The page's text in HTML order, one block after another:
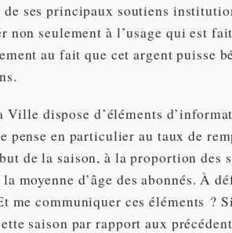
de ses principaux soutiens
non seulement à l’usage qui est
au fait que cet argent puisse
dispose d’éléments
pense en particulier au taux de
de la saison, à la proportion des
moyenne d’âge des abonnés. À
me communiquer ces éléments ?
saison par rapport aux